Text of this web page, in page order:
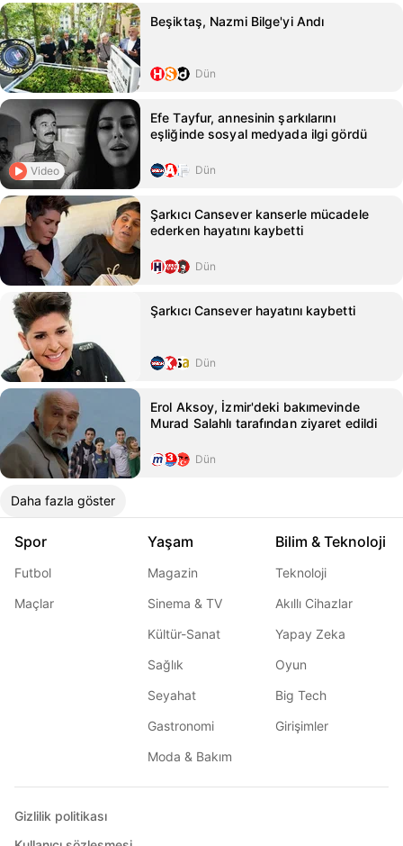
Beşiktaş, Nazmi Bilge'yi Andı
Dün
Video
Efe Tayfur, annesinin şarkılarını
eşliğinde sosyal medyada ilgi gördü
Dün
Şarkıcı Cansever kanserle mücadele
ederken hayatını kaybetti
Dün
Şarkıcı Cansever hayatını kaybetti
Dün
Erol Aksoy, İzmir'deki bakımevinde
Murad Salahlı tarafından ziyaret edildi
Dün
Daha fazla göster
Spor
Futbol
Maçlar
Yaşam
Magazin
Sinema & TV
Kültür-Sanat
Sağlık
Seyahat
Gastronomi
Moda & Bakım
Bilim & Teknoloji
Teknoloji
Akıllı Cihazlar
Yapay Zeka
Oyun
Big Tech
Girişimler
Gizlilik politikası